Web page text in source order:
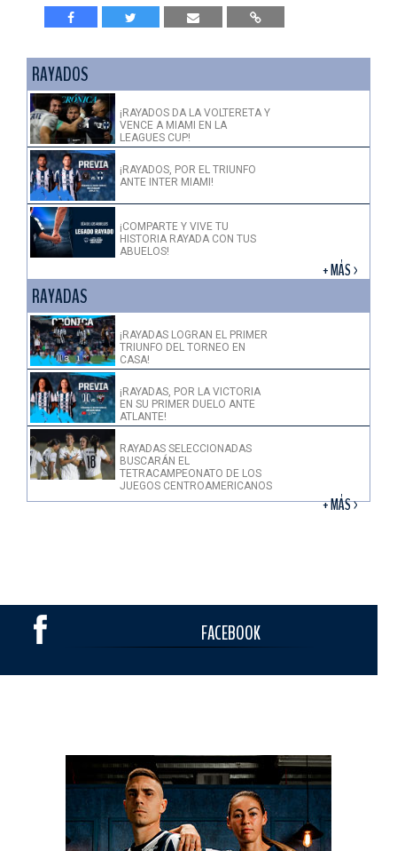
RAYADOS
¡RAYADOS DA LA VOLTERETA Y
VENCE A MIAMI EN LA
LEAGUES CUP!
¡RAYADOS, POR EL TRIUNFO
ANTE INTER MIAMI!
¡COMPARTE Y VIVE TU
HISTORIA RAYADA CON TUS
ABUELOS!
+ MÁS >
RAYADAS
¡RAYADAS LOGRAN EL PRIMER
TRIUNFO DEL TORNEO EN
CASA!
¡RAYADAS, POR LA VICTORIA
EN SU PRIMER DUELO ANTE
ATLANTE!
RAYADAS SELECCIONADAS
BUSCARÁN EL
TETRACAMPEONATO DE LOS
JUEGOS CENTROAMERICANOS
+ MÁS >
FACEBOOK